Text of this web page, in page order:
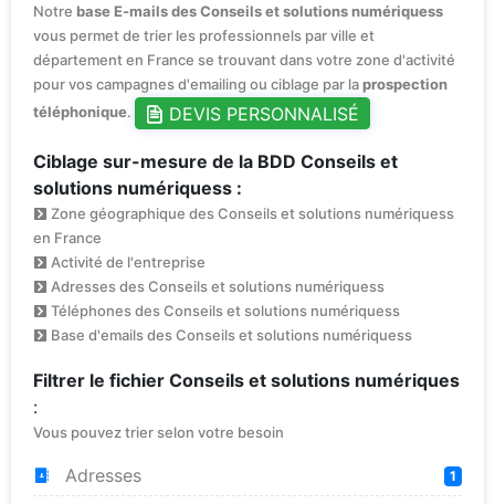
Notre base E-mails des Conseils et solutions numériquess
vous permet de trier les professionnels par ville et
département en France se trouvant dans votre zone d'activité
pour vos campagnes d'emailing ou ciblage par laprospection
téléphonique. DEVIS PERSONNALISÉ
Ciblage sur-mesure de la BDD Conseils et
solutions numériquess :
Zone géographique des Conseils et solutions numériquess
en France
Activité de l'entreprise
Adresses des Conseils et solutions numériquess
Téléphones des Conseils et solutions numériquess
Base d'emails des Conseils et solutions numériquess
Filtrer le fichier Conseils et solutions numériques
:
Vous pouvez trier selon votre besoin
Adresses 1